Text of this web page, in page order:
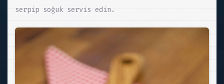
serpip soğuk servis edin.